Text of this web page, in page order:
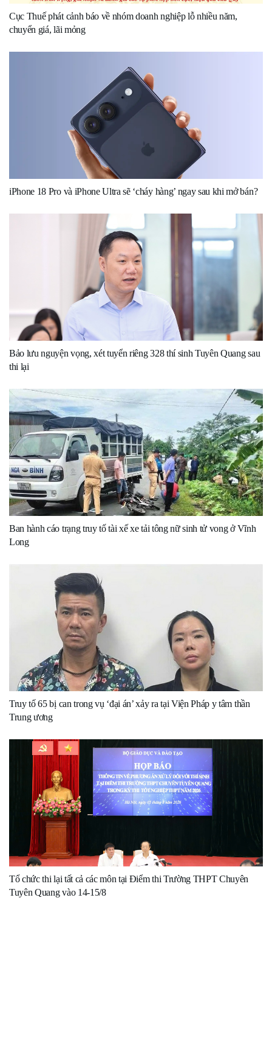
Cục Thuế phát cảnh báo về nhóm doanh nghiệp lỗ nhiều năm,
chuyển giá, lãi mỏng
iPhone 18 Pro và iPhone Ultra sẽ ‘cháy hàng’ ngay sau khi mở bán?
Bảo lưu nguyện vọng, xét tuyển riêng 328 thí sinh Tuyên Quang sau
thi lại
Ban hành cáo trạng truy tố tài xế xe tải tông nữ sinh tử vong ở Vĩnh
Long
Truy tố 65 bị can trong vụ ‘đại án’ xảy ra tại Viện Pháp y tâm thần
Trung ương
Tổ chức thi lại tất cả các môn tại Điểm thi Trường THPT Chuyên
Tuyên Quang vào 14-15/8